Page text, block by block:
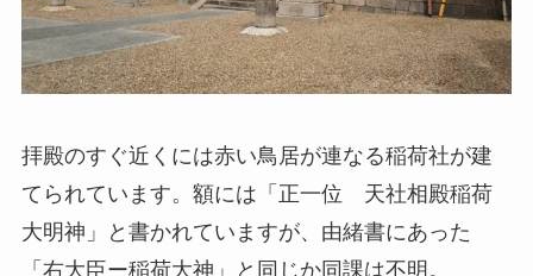
拝殿のすぐ近くには赤い鳥居が連なる稲荷社が建
てられています。額には「正一位 天社相殿稲荷
大明神」と書かれていますが、由緒書にあった
「右大臣ー稲荷大神」と同じか同課は不明。